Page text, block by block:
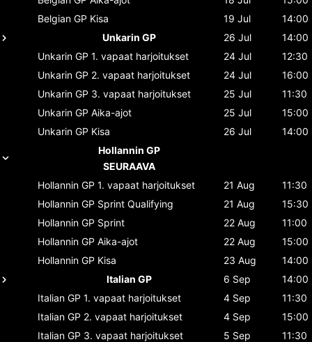
Belgian GP Kisa 19 Jul
14:00
Unkarin GP
26 Jul
14:00
Unkarin GP 1. vapaat harjoitukset 24 Jul
12:30
Unkarin GP 2. vapaat harjoitukset 24 Jul
16:00
Unkarin GP 3. vapaat harjoitukset 25 Jul
11:30
Unkarin GP Aika-ajot 25 Jul
15:00
Unkarin GP Kisa 26 Jul
14:00
Hollannin GP
SEURAAVA
Hollannin GP 1. vapaat harjoitukset 21 Aug
11:30
Hollannin GP Sprint Qualifying 21 Aug
15:30
Hollannin GP Sprint 22 Aug
11:00
Hollannin GP Aika-ajot 22 Aug
15:00
Hollannin GP Kisa 23 Aug
14:00
Italian GP
6 Sep
14:00
Italian GP 1. vapaat harjoitukset 4 Sep
11:30
Italian GP 2. vapaat harjoitukset 4 Sep
15:00
Italian GP 3. vapaat harjoitukset 5 Sep
11:30